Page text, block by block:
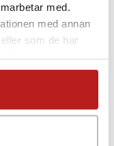
med.
med annan
som de har